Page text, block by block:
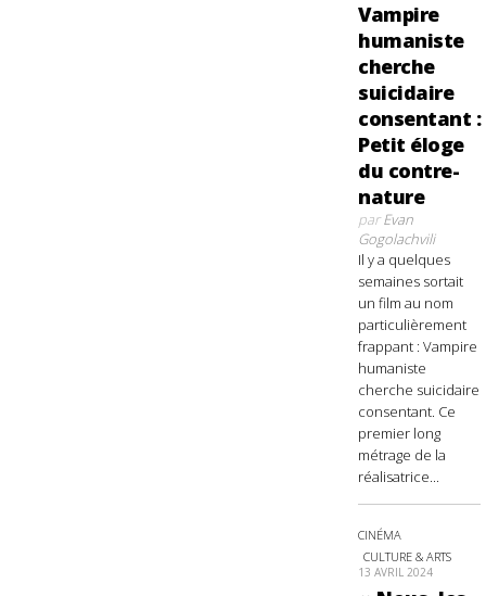
Vampire
humaniste
cherche
suicidaire
consentant :
Petit éloge
du contre-
nature
parEvan
Gogolachvili
Il y a quelques
semaines sortait
un film au nom
particulièrement
frappant : Vampire
humaniste
cherche suicidaire
consentant. Ce
premier long
métrage de la
réalisatrice...
CINÉMA
CULTURE & ARTS
13 AVRIL 2024